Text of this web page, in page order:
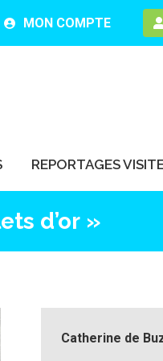
MON COMPTE
REPORTAGES
d’or »
Catherine de
REPORTAGES